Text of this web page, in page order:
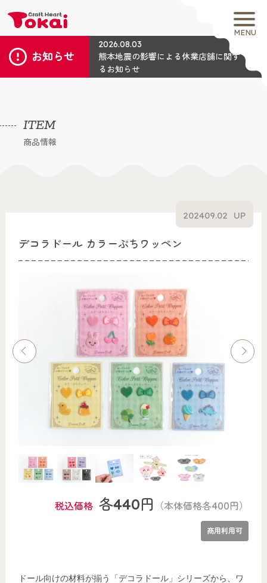
MENU
お知らせ
2026.08.03
熊本地震の影響による休業店舗に関す
るお知らせ
ITEM
商品情報
デコラドール カラーぷちワッペン
202409.02 UP
税込価格 各440円 （本体価格各400円）
商用利用可
ドール向けの材料が揃う「デコラドール」シリーズから、ワ